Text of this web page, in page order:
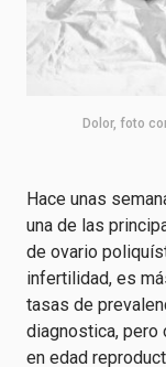
Dolor, foto
Hace unas
una de las
de ovario
infertilidad, es
tasas de
diagnostica, pero
en edad